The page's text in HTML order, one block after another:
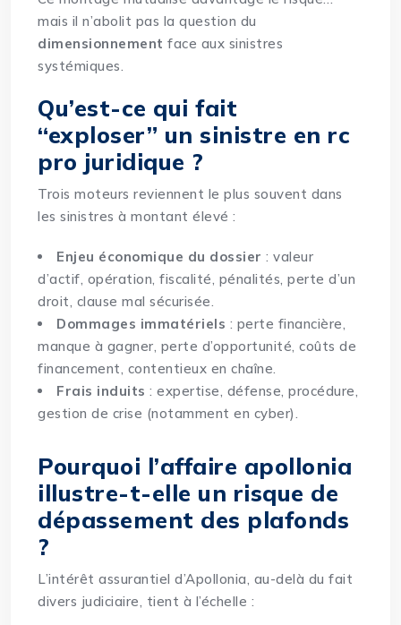
mais il n’abolit pas la question du
dimensionnement face aux sinistres
systémiques.
Qu’est-ce qui fait
“exploser” un sinistre en rc
pro juridique ?
Trois moteurs reviennent le plus souvent dans
les sinistres à montant élevé :
Enjeu économique du dossier : valeur
d’actif, opération, fiscalité, pénalités, perte d’un
droit, clause mal sécurisée.
Dommages immatériels : perte financière,
manque à gagner, perte d’opportunité, coûts de
financement, contentieux en chaîne.
Frais induits : expertise, défense, procédure,
gestion de crise (notamment en cyber).
Pourquoi l’affaire apollonia
illustre-t-elle un risque de
dépassement des plafonds
?
L’intérêt assurantiel d’Apollonia, au-delà du fait
divers judiciaire, tient à l’échelle :